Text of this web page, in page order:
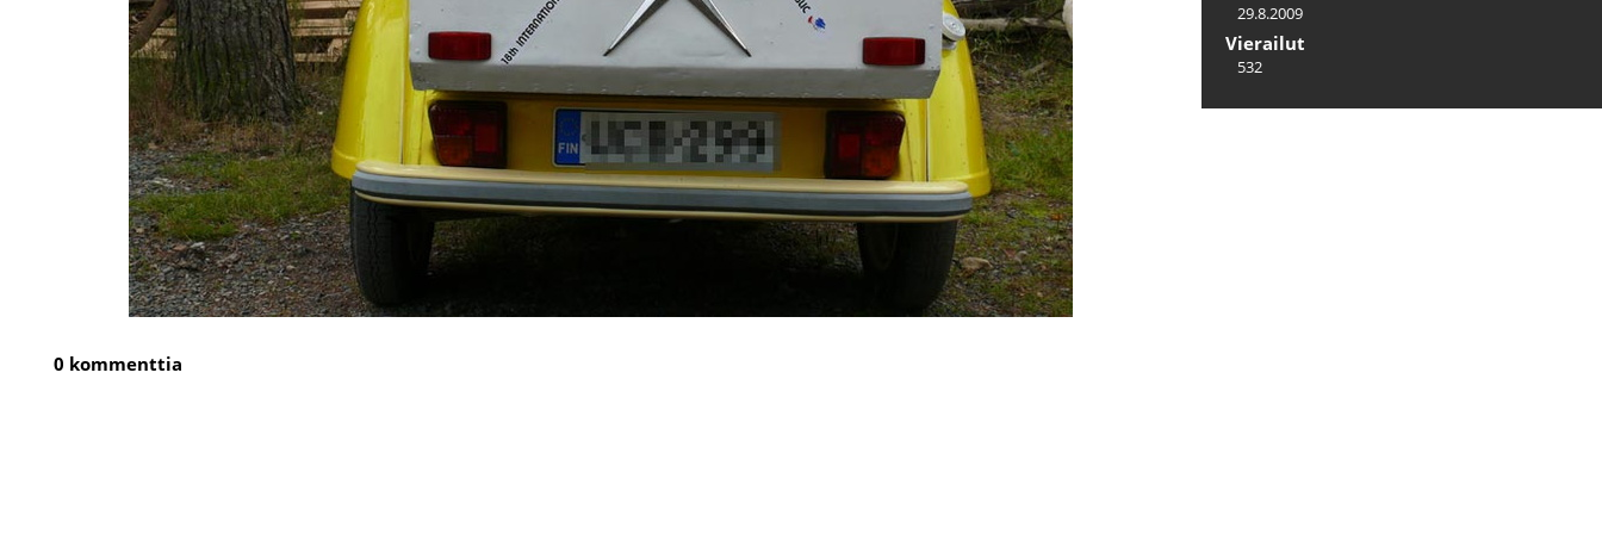
29.8.2009
Vierailut
532
0 kommenttia